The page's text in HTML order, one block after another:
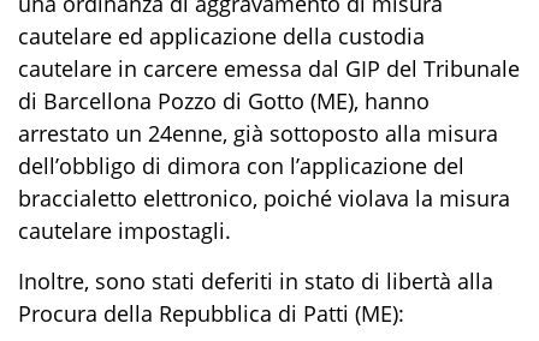
cautelare ed applicazione della custodia
cautelare in carcere emessa dal GIP del Tribunale
di Barcellona Pozzo di Gotto (ME), hanno
arrestato un 24enne, già sottoposto alla misura
dell’obbligo di dimora con l’applicazione del
braccialetto elettronico, poiché violava la misura
cautelare impostagli.
Inoltre, sono stati deferiti in stato di libertà alla
Procura della Repubblica di Patti (ME):